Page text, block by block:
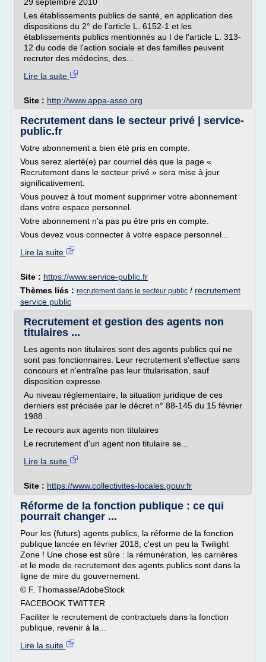
Les établissements publics de santé, en application des
dispositions du 2° de l'article L. 6152-1 et les
établissements publics mentionnés au I de l'article L. 313-
12 du code de l'action sociale et des familles peuvent
recruter des médecins, des...
Lire la suite
Site : http://www.appa-asso.org
Recrutement dans le secteur privé | service-
public.fr
Votre abonnement a bien été pris en compte.
Vous serez alerté(e) par courriel dès que la page «
Recrutement dans le secteur privé » sera mise à jour
significativement.
Vous pouvez à tout moment supprimer votre abonnement
dans votre espace personnel.
Votre abonnement n'a pas pu être pris en compte.
Vous devez vous connecter à votre espace personnel...
Lire la suite
Site : https://www.service-public.fr
Thèmes liés : recrutement dans le secteur public / recrutement
service public
Recrutement et gestion des agents non
titulaires ...
Les agents non titulaires sont des agents publics qui ne
sont pas fonctionnaires. Leur recrutement s'effectue sans
concours et n'entraîne pas leur titularisation, sauf
disposition expresse.
Au niveau réglementaire, la situation juridique de ces
derniers est précisée par le décret n° 88-145 du 15 février
1988 .
Le recours aux agents non titulaires
Le recrutement d'un agent non titulaire se...
Lire la suite
Site : https://www.collectivites-locales.gouv.fr
Réforme de la fonction publique : ce qui
pourrait changer ...
Pour les (futurs) agents publics, la réforme de la fonction
publique lancée en février 2018, c'est un peu la Twilight
Zone ! Une chose est sûre : la rémunération, les carrières
et le mode de recrutement des agents publics sont dans la
ligne de mire du gouvernement.
© F. Thomasse/AdobeStock
FACEBOOK TWITTER
Faciliter le recrutement de contractuels dans la fonction
publique, revenir à la...
Lire la suite